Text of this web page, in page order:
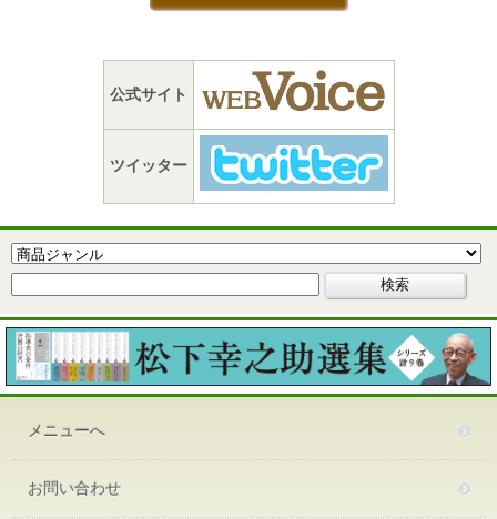
公式サイト
ツイッター
メニューへ
お問い合わせ